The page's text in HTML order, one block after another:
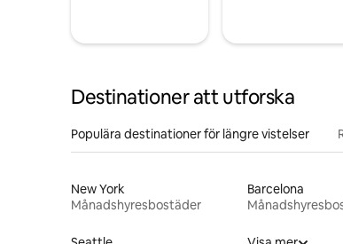
Destinationer att utforska
Populära destinationer för längre vistelser
New York
Månadshyresbostäder
Barcelona